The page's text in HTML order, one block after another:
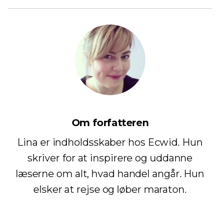
Om forfatteren
Lina er indholdsskaber hos Ecwid. Hun
skriver for at inspirere og uddanne
læserne om alt, hvad handel angår. Hun
elsker at rejse og løber maraton.